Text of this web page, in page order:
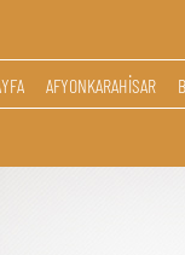
AFYONKARAHİSAR